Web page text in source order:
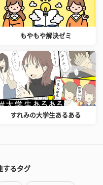
もやもや解決ゼミ
すれみの大学生あるある
するタグ